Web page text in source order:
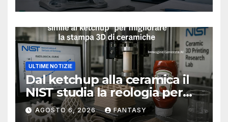
ULTIME NOTIZIE
Dal ketchup alla ceramica il
NIST studia la reologia per
rendere più affidabile la
stampa 3D
AGOSTO 6, 2026 FANTASY